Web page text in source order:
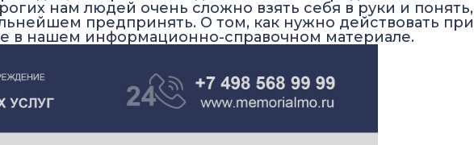
нам людей очень сложно взять себя в руки и понять,
предпринять. О том, как нужно действовать при
в нашем информационно-справочном материале.